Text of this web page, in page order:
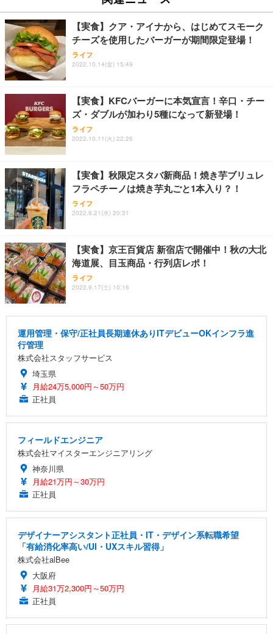
【実食】クア・アイナから、はじめてスモーク
チーズを使用したバーガーが期間限定登場！
ライフ
2022.10.14(金) 15:49
【実食】KFCバーガーに本気宣言！辛口・チー
ズ・ダブルが加わり5種になって新登場！
ライフ
2022.10.11(火) 22:26
【実食】秋限定スタバ新商品！焼き芋ブリュレ
フラペチーノは焼き芋丸ごと1本入り？！
ライフ
2022.9.21(水) 20:31
【実食】京王百貨店 新宿店で開催中！秋の大北
海道展、目玉商品・行列店レポ！
ライフ
2022.9.17(土) 10:16
運用管理・保守/正社員長期連休ありITデビューOKインフラ進
行管理
株式会社スタッフサービス
埼玉県
月給24万5,000円～50万円
正社員
フィールドエンジニア
株式会社マイスターエンジニアリング
神奈川県
月給21万円～30万円
正社員
デザイナーアシスタント正社員・IT・デザイン系転職希望
「有給消化率高い/UI・UXスキル習得」
株式会社alBee
大阪府
月給31万2,300円～50万円
正社員